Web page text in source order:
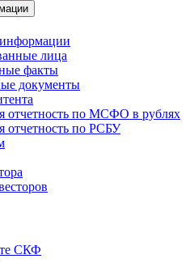
лица
факты
документы
отчетность по МСФО в рублях
отчетность по РСБУ
СКФ